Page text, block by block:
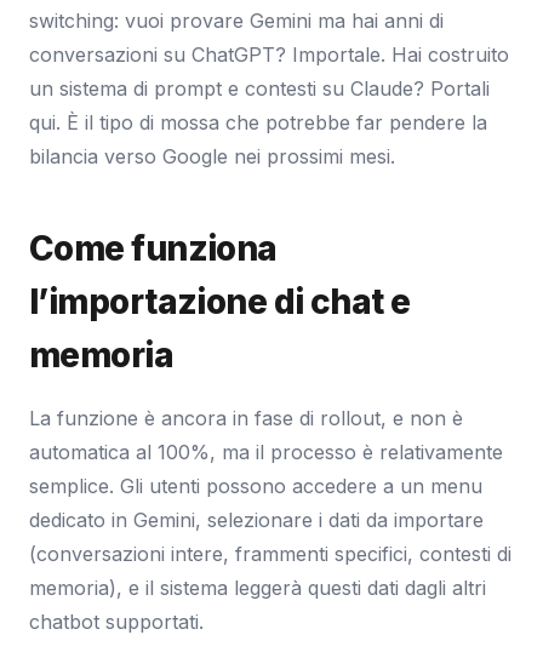
switching: vuoi provare Gemini ma hai anni di
conversazioni su ChatGPT? Importale. Hai costruito
un sistema di prompt e contesti su Claude? Portali
qui. È il tipo di mossa che potrebbe far pendere la
bilancia verso Google nei prossimi mesi.
Come funziona
l’importazione di chat e
memoria
La funzione è ancora in fase di rollout, e non è
automatica al 100%, ma il processo è relativamente
semplice. Gli utenti possono accedere a un menu
dedicato in Gemini, selezionare i dati da importare
(conversazioni intere, frammenti specifici, contesti di
memoria), e il sistema leggerà questi dati dagli altri
chatbot supportati.